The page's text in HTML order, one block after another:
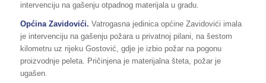
intervenciju na gašenju otpadnog materijala u gradu.
Općina Zavidovići. Vatrogasna jedinica općine Zavidovići imala
je intervenciju na gašenju požara u privatnoj pilani, na šestom
kilometru uz rijeku Gostović, gdje je izbio požar na pogonu
proizvodnje peleta. Pričinjena je materijalna šteta, požar je
ugašen.